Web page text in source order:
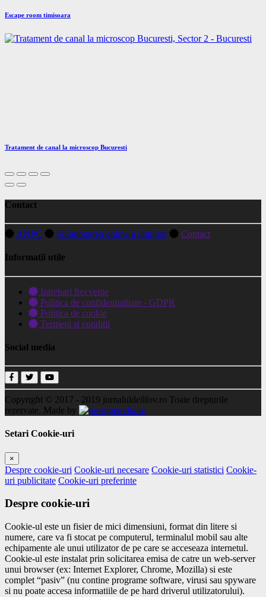
Escape room timisoara
Tratament de canal la microscop Bucuresti
Contact
ANPC Solutionarea online a litigiilor Contact
Informatii utile
Intrebari frecvente
Politica de confidentialitate - GDPR
Politica de cookie
Termeni si conditii
Social media
Copyright © 2017 - 2019 jurnaluldeilfov.ro Toate drepturile
rezervate. Made by
Setari Cookie-uri
×
Despre cookie-uri Cookie-uri necesare Cookie-uri statistici Cookie-
uri publicitate Cookie-uri preferinte
Despre cookie-uri
Cookie-ul este un fisier de mici dimensiuni, format din litere si
numere, care va fi stocat pe computerul, terminalul mobil sau alte
echipamente ale unui utilizator de pe care se acceseaza internetul.
Cookie-ul este instalat prin solicitarea emisa de catre un web-server
unui browser (ex: Internet Explorer, Chrome, Mozilla) si este
complet “pasiv” (nu contine programe software, virusi sau spyware
si nu poate accesa informatiile de pe hard driverul utilizatorului).